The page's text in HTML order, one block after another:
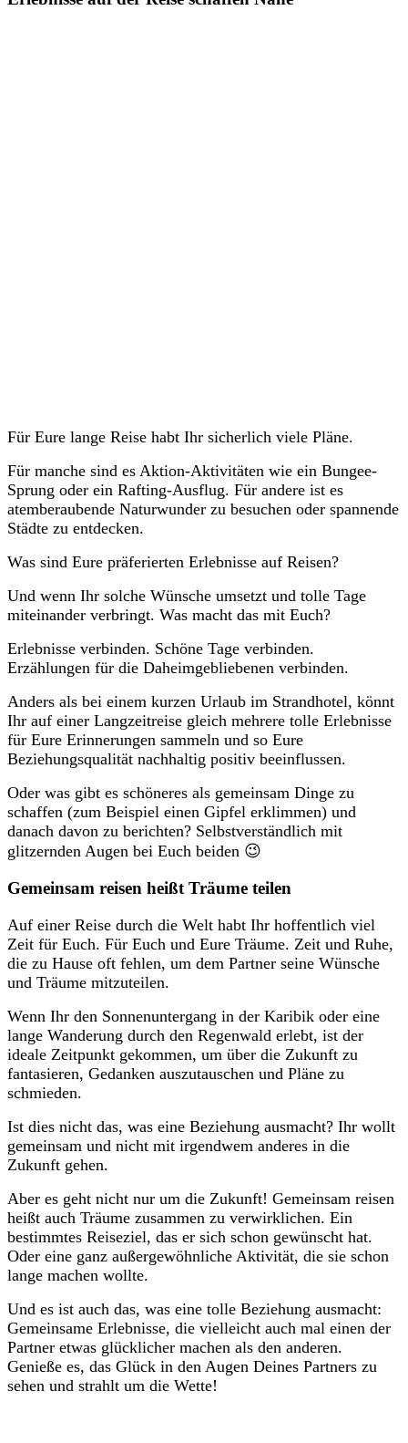
Für Eure lange Reise habt Ihr sicherlich viele Pläne.
Für manche sind es Aktion-Aktivitäten wie ein Bungee-
Sprung oder ein Rafting-Ausflug. Für andere ist es
atemberaubende Naturwunder zu besuchen oder spannende
Städte zu entdecken.
Was sind Eure präferierten Erlebnisse auf Reisen?
Und wenn Ihr solche Wünsche umsetzt und tolle Tage
miteinander verbringt. Was macht das mit Euch?
Erlebnisse verbinden. Schöne Tage verbinden.
Erzählungen für die Daheimgebliebenen verbinden.
Anders als bei einem kurzen Urlaub im Strandhotel, könnt
Ihr auf einer Langzeitreise gleich mehrere tolle Erlebnisse
für Eure Erinnerungen sammeln und so Eure
Beziehungsqualität nachhaltig positiv beeinflussen.
Oder was gibt es schöneres als gemeinsam Dinge zu
schaffen (zum Beispiel einen Gipfel erklimmen) und
danach davon zu berichten? Selbstverständlich mit
glitzernden Augen bei Euch beiden 😉
Gemeinsam reisen heißt Träume teilen
Auf einer Reise durch die Welt habt Ihr hoffentlich viel
Zeit für Euch. Für Euch und Eure Träume. Zeit und Ruhe,
die zu Hause oft fehlen, um dem Partner seine Wünsche
und Träume mitzuteilen.
Wenn Ihr den Sonnenuntergang in der Karibik oder eine
lange Wanderung durch den Regenwald erlebt, ist der
ideale Zeitpunkt gekommen, um über die Zukunft zu
fantasieren, Gedanken auszutauschen und Pläne zu
schmieden.
Ist dies nicht das, was eine Beziehung ausmacht? Ihr wollt
gemeinsam und nicht mit irgendwem anderes in die
Zukunft gehen.
Aber es geht nicht nur um die Zukunft! Gemeinsam reisen
heißt auch Träume zusammen zu verwirklichen. Ein
bestimmtes Reiseziel, das er sich schon gewünscht hat.
Oder eine ganz außergewöhnliche Aktivität, die sie schon
lange machen wollte.
Und es ist auch das, was eine tolle Beziehung ausmacht:
Gemeinsame Erlebnisse, die vielleicht auch mal einen der
Partner etwas glücklicher machen als den anderen.
Genieße es, das Glück in den Augen Deines Partners zu
sehen und strahlt um die Wette!